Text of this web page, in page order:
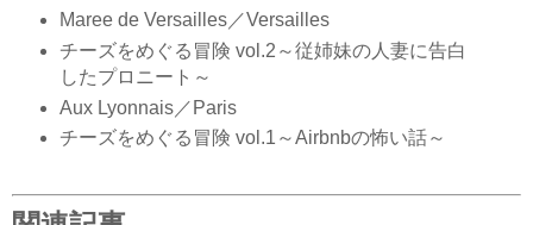
Maree de Versailles／Versailles
チーズをめぐる冒険 vol.2～従姉妹の人妻に告白
したプロニート～
Aux Lyonnais／Paris
チーズをめぐる冒険 vol.1～Airbnbの怖い話～